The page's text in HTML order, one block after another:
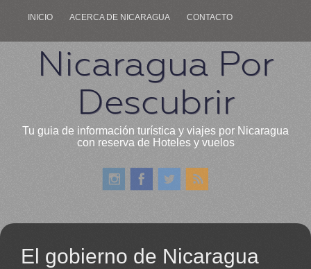
INICIO ACERCA DE NICARAGUA CONTACTO
Nicaragua Por
Descubrir
Tu guia de información turística y viajes por Nicaragua
con reserva de Hoteles y vuelos
El gobierno de Nicaragua